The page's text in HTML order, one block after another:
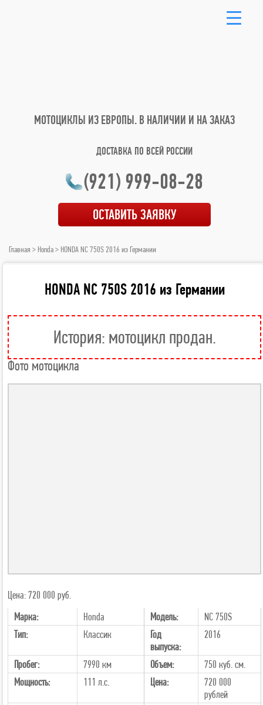
МОТОЦИКЛЫ ИЗ ЕВРОПЫ. В НАЛИЧИИ И НА ЗАКАЗ
ДОСТАВКА ПО ВСЕЙ РОССИИ
(921) 999-08-28
ОСТАВИТЬ ЗАЯВКУ
Главная > Honda> HONDA NC 750S 2016 из Германии
HONDA NC 750S 2016 из Германии
История: мотоцикл продан.
Фото мотоцикла
Цена: 720 000 руб.
Марка:
Honda Модель:
NC 750S
Тип:
Классик
Год
выпуска:
2016
Пробег: 7990 км Объем:
750 куб. см.
Мощность:
111 л.с. Цена:
720 000
рублей